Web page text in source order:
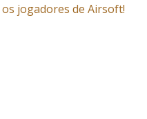
jogadores de Airsoft!